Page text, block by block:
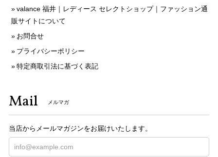
valance 福井｜レディース セレクトショップ｜ファッション通
販サイトについて
お問合せ
プライバシーポリシー
特定商取引法に基づく表記
Mail メルマガ
当店からメールマガジンをお届けいたします。